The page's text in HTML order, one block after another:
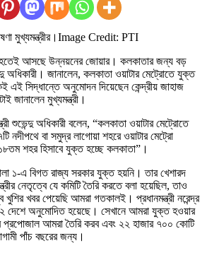
মুখ্যমন্ত্রীর। Image Credit: PTI
হতেই আসছে উন্নয়নের জোয়ার। কলকাতার জন্য বড়
অধিকারী। জানালেন, কলকাতা ওয়াটার মেট্রোতে যুক্ত
সিদ্ধান্তে অনুমোদন দিয়েছেন কেন্দ্রীয় জাহাজ
জানালেন মুখ্যমন্ত্রী।
শুভেন্দু অধিকারী বলেন, “কলকাতা ওয়াটার মেট্রোতে
নদীপথে বা সমুদ্র লাগোয়া শহরে ওয়াটার মেট্রো
শহর হিসাবে যুক্ত হচ্ছে কলকাতা”।
১-এ বিগত রাজ্য সরকার যুক্ত হয়নি। তার খেশারদ
নেতৃত্বে যে কমিটি তৈরি করতে বলা হয়েছিল, তাও
খুশির খবর পেয়েছি আমরা গতকালই। প্রধানমন্ত্রী নরেন্দ্র
দেশে অনুমোদিত হয়েছে। সেখানে আমরা যুক্ত হওয়ার
প্রপোজাল আমরা তৈরি করব এবং ২২ হাজার ৭০০ কোটি
পাঁচ বছরের জন্য।